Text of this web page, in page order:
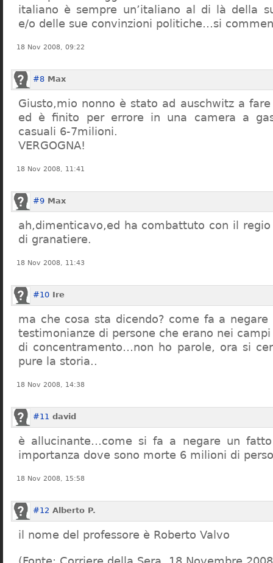
italiano è sempre un’italiano al di là della
e/o delle sue convinzioni politiche…si
18 Nov 2008, 09:22
#8 Max
Giusto,mio nonno è stato ad auschwitz a
ed è finito per errore in una camera a
casuali 6-7milioni.
VERGOGNA!
18 Nov 2008, 11:41
#9 Max
ah,dimenticavo,ed ha combattuto con il
di granatiere.
18 Nov 2008, 11:43
#10 Ire
ma che cosa sta dicendo? come fa a
testimonianze di persone che erano nei campi
di concentramento…non ho parole, ora si
pure la storia..
18 Nov 2008, 14:38
#11 david
è allucinante…come si fa a negare un
importanza dove sono morte 6 milioni di
18 Nov 2008, 15:58
#12 Alberto P.
il nome del professore è Roberto Valvo